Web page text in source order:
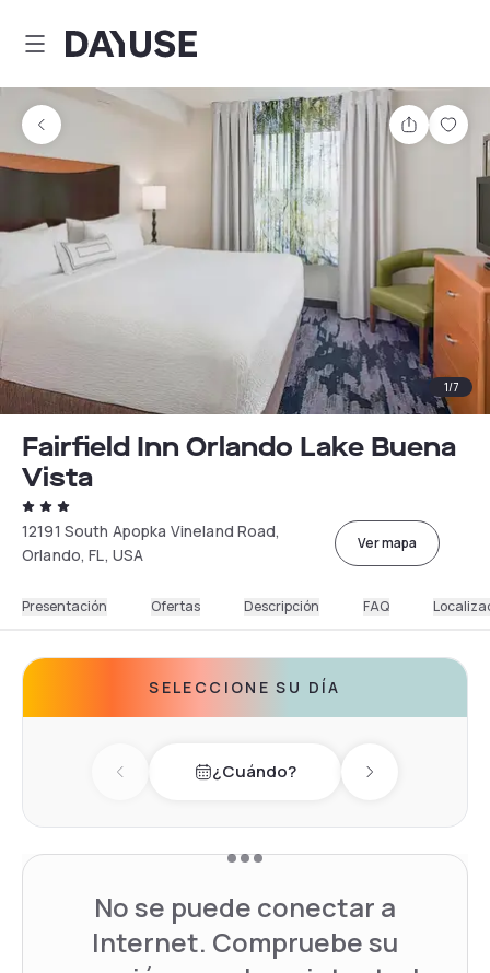
Dayuse
1/7
Fairfield Inn Orlando Lake Buena
Vista
12191 South Apopka Vineland Road,
Orlando, FL, USA
Ver mapa
Presentación Ofertas Descripción FAQ
SELECCIONE SU DÍA
Previous day¿Cuándo? Next day
No se puede conectar a
Internet. Compruebe su